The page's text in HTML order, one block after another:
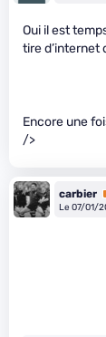
Oui il est
tire d’internet
Encore une
/>
carbier
Le 07/01/